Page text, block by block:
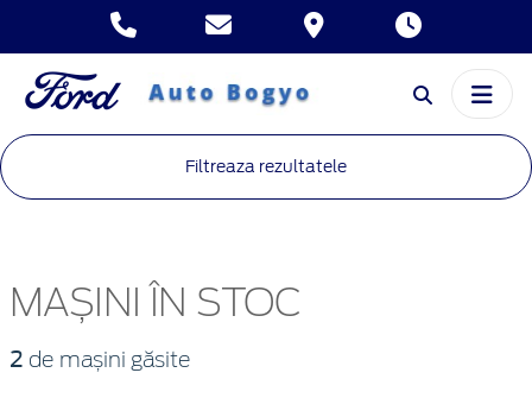
Filtreaza rezultatele
MAȘINI ÎN STOC
2 de mașini găsite